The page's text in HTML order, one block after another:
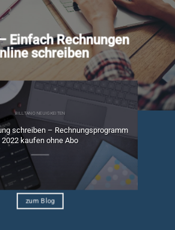
Einfach Rechnungen
schreiben
BILLTANO NEUIGKEITEN
schreiben – Rechnungsprogramm
2022 kaufen ohne Abo
zum Blog